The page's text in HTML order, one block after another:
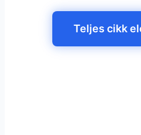
Teljes cikk